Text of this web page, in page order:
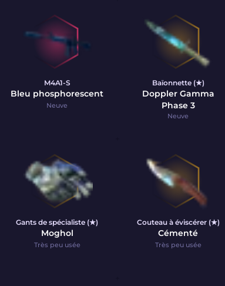
M4A1-S
Bleu phosphorescent
Neuve
Baïonnette (★)
Doppler Gamma
Phase 3
Neuve
Gants de spécialiste (★)
Moghol
Très peu usée
Couteau à éviscérer (★)
Cémenté
Très peu usée